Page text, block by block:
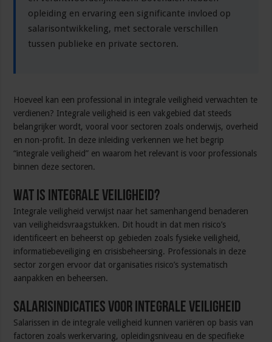
opleiding en ervaring een significante invloed op
salarisontwikkeling, met sectorale verschillen
tussen publieke en private sectoren.
Hoeveel kan een professional in integrale veiligheid verwachten te
verdienen? Integrale veiligheid is een vakgebied dat steeds
belangrijker wordt, vooral voor sectoren zoals onderwijs, overheid
en non-profit. In deze inleiding verkennen we het begrip
“integrale veiligheid” en waarom het relevant is voor professionals
binnen deze sectoren.
Wat is integrale veiligheid?
Integrale veiligheid verwijst naar het samenhangend benaderen
van veiligheidsvraagstukken. Dit houdt in dat men risico’s
identificeert en beheerst op gebieden zoals fysieke veiligheid,
informatiebeveiliging en crisisbeheersing. Professionals in deze
sector zorgen ervoor dat organisaties risico’s systematisch
aanpakken en beheersen.
Salarisindicaties voor integrale veiligheid
Salarissen in de integrale veiligheid kunnen variëren op basis van
factoren zoals werkervaring, opleidingsniveau en de specifieke